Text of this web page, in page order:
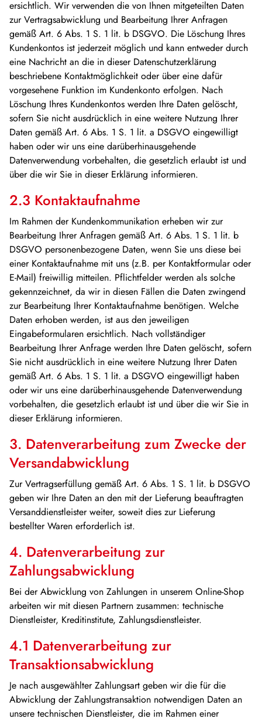
ersichtlich. Wir verwenden die von Ihnen mitgeteilten Daten
zur Vertragsabwicklung und Bearbeitung Ihrer Anfragen
gemäß Art. 6 Abs. 1 S. 1 lit. b DSGVO. Die Löschung Ihres
Kundenkontos ist jederzeit möglich und kann entweder durch
eine Nachricht an die in dieser Datenschutzerklärung
beschriebene Kontaktmöglichkeit oder über eine dafür
vorgesehene Funktion im Kundenkonto erfolgen. Nach
Löschung Ihres Kundenkontos werden Ihre Daten gelöscht,
sofern Sie nicht ausdrücklich in eine weitere Nutzung Ihrer
Daten gemäß Art. 6 Abs. 1 S. 1 lit. a DSGVO eingewilligt
haben oder wir uns eine darüberhinausgehende
Datenverwendung vorbehalten, die gesetzlich erlaubt ist und
über die wir Sie in dieser Erklärung informieren.
2.3 Kontaktaufnahme
Im Rahmen der Kundenkommunikation erheben wir zur
Bearbeitung Ihrer Anfragen gemäß Art. 6 Abs. 1 S. 1 lit. b
DSGVO personenbezogene Daten, wenn Sie uns diese bei
einer Kontaktaufnahme mit uns (z.B. per Kontaktformular oder
E-Mail) freiwillig mitteilen. Pflichtfelder werden als solche
gekennzeichnet, da wir in diesen Fällen die Daten zwingend
zur Bearbeitung Ihrer Kontaktaufnahme benötigen. Welche
Daten erhoben werden, ist aus den jeweiligen
Eingabeformularen ersichtlich. Nach vollständiger
Bearbeitung Ihrer Anfrage werden Ihre Daten gelöscht, sofern
Sie nicht ausdrücklich in eine weitere Nutzung Ihrer Daten
gemäß Art. 6 Abs. 1 S. 1 lit. a DSGVO eingewilligt haben
oder wir uns eine darüberhinausgehende Datenverwendung
vorbehalten, die gesetzlich erlaubt ist und über die wir Sie in
dieser Erklärung informieren.
3. Datenverarbeitung zum Zwecke der
Versandabwicklung
Zur Vertragserfüllung gemäß Art. 6 Abs. 1 S. 1 lit. b DSGVO
geben wir Ihre Daten an den mit der Lieferung beauftragten
Versanddienstleister weiter, soweit dies zur Lieferung
bestellter Waren erforderlich ist.
4. Datenverarbeitung zur
Zahlungsabwicklung
Bei der Abwicklung von Zahlungen in unserem Online-Shop
arbeiten wir mit diesen Partnern zusammen: technische
Dienstleister, Kreditinstitute, Zahlungsdienstleister.
4.1 Datenverarbeitung zur
Transaktionsabwicklung
Je nach ausgewählter Zahlungsart geben wir die für die
Abwicklung der Zahlungstransaktion notwendigen Daten an
unsere technischen Dienstleister, die im Rahmen einer